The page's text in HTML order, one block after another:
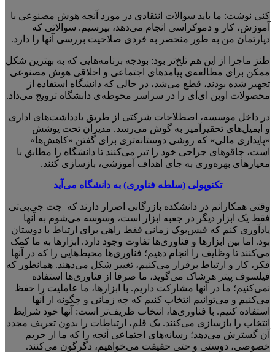
کنی نوشت: ما باید سوالات انتقادی در مورد آنچه هوش مصنوعی با
آموزش، کار و دموکراسی انجام می‌دهد، بپرسیم. سوالاتی که
دپارتمان من به طور منحصر به فردی صلاحیت بررسی آنها را دارد.
طنز ماجرا از این هم تلخ‌تر بود: بودجه‌ برنامه‌هایی که به بهترین شکل
ممکن برای مطالعه‌ی پیامدهای اجتماعی و اخلاقی هوش مصنوعی
تجهیز شده بودند، قطع می‌شد، در حالی که دانشگاه استفاده از
محصولات اوپن ای‌آی را در سراسر محوطه‌ی دانشگاه ترویج می‌داد.
در داخل موسسه، اصطلاحات شرکتی از طریق یادداشت‌های اداری
و ایمیل‌های تحقیرآمیز به گوش می‌رسد. مدیران تحت پوشش
«پایداری مالی» که روشی دوستانه‌تری برای گفتن «کاهش‌ها»
است، چاقوهای جراحی خود را تیز می‌کنند تا دانشگاه را مطابق با
معیارهای بهره‌وری به جای اهداف آموزشی، بازسازی کنند.
تکنوپولی (سلطه فناوری) به دانشگاه می‌آید
وقتی همکارانم در دانشکده‌ بازرگانی اصرار دارند که چت جی‌پی‌تی
فقط یک ابزار دیگر در جعبه ابزار است، وسوسه می‌شوم به آنها
یادآوری کنم که فیس‌بوک زمانی فقط راهی برای ارتباط با دوستان
بود. اما بین ابزارها و فناوری‌ها تفاوت وجود دارد. ابزارها به ما کمک
می‌کنند تا وظایف را انجام دهیم؛ فناوری‌ها محیط‌هایی را که در آنها
فکر، کار و ارتباط برقرار می‌کنیم، تغییر شکل می‌دهند. همانطور که
فیلسوف پیتر هرشاک می‌گوید، ما صرفا از فناوری‌ها استفاده
نمی‌کنیم؛ ما در آنها مشارکت داریم. با ابزارها، ما عاملیت را حفظ
می‌کنیم و می‌توانیم انتخاب کنیم که چه زمانی و چگونه از آنها
استفاده کنیم. با فناوری‌ها، انتخاب ظریف‌تر است: آنها خود شرایط
انتخاب را بازسازی می‌کنند. یک قلم، ارتباطات را بدون تعریف مجدد
آن گسترش می‌دهد؛ رسانه‌های اجتماعی آنچه را که ما از حریم
خصوصی، دوستی و حتی حقیقت می‌خواهیم، دگرگون می‌کنند.